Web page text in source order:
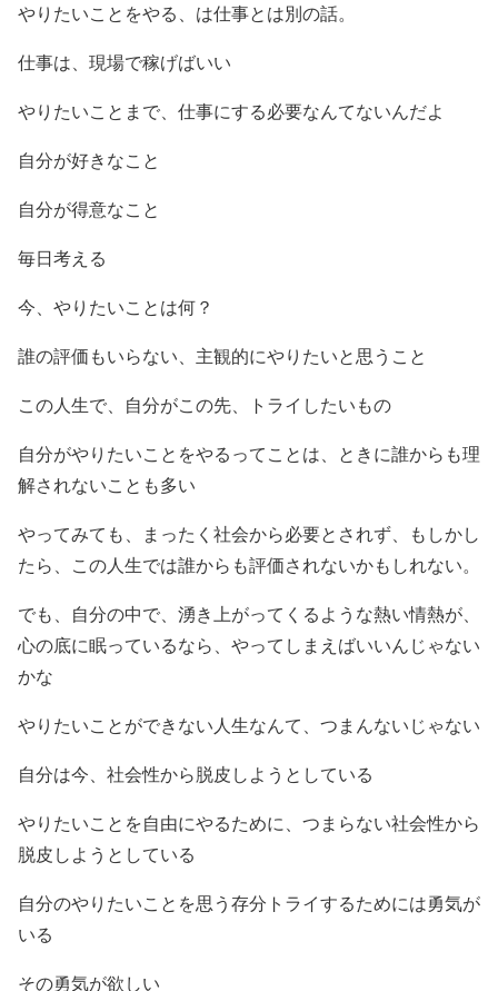
やりたいことをやる、は仕事とは別の話。
仕事は、現場で稼げばいい
やりたいことまで、仕事にする必要なんてないんだよ
自分が好きなこと
自分が得意なこと
毎日考える
今、やりたいことは何？
誰の評価もいらない、主観的にやりたいと思うこと
この人生で、自分がこの先、トライしたいもの
自分がやりたいことをやるってことは、ときに誰からも理
解されないことも多い
やってみても、まったく社会から必要とされず、もしかし
たら、この人生では誰からも評価されないかもしれない。
でも、自分の中で、湧き上がってくるような熱い情熱が、
心の底に眠っているなら、やってしまえばいいんじゃない
かな
やりたいことができない人生なんて、つまんないじゃない
自分は今、社会性から脱皮しようとしている
やりたいことを自由にやるために、つまらない社会性から
脱皮しようとしている
自分のやりたいことを思う存分トライするためには勇気が
いる
その勇気が欲しい